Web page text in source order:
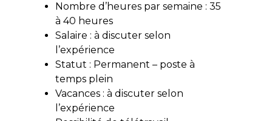
Nombre d’heures par semaine : 35
à 40 heures
Salaire : à discuter selon
l’expérience
Statut : Permanent – poste à
temps plein
Vacances : à discuter selon
l’expérience